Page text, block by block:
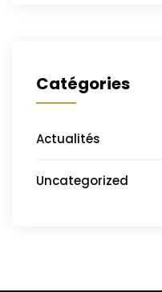
Catégories
Actualités
Uncategorized